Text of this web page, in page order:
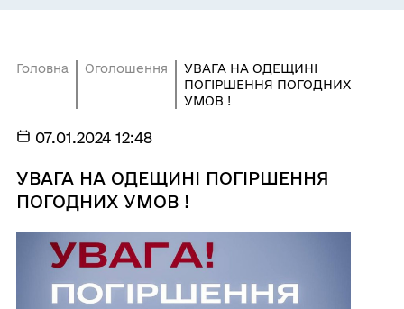
Головна Оголошення
УВАГА НА ОДЕЩИНІ
ПОГІРШЕННЯ ПОГОДНИХ
УМОВ !
07.01.2024 12:48
УВАГА НА ОДЕЩИНІ ПОГІРШЕННЯ
ПОГОДНИХ УМОВ !